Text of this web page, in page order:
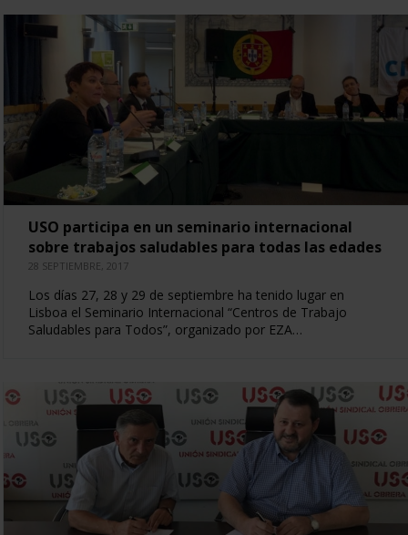
USO participa en un seminario internacional
sobre trabajos saludables para todas las edades
28 SEPTIEMBRE, 2017
Los días 27, 28 y 29 de septiembre ha tenido lugar en
Lisboa el Seminario Internacional “Centros de Trabajo
Saludables para Todos”, organizado por EZA…